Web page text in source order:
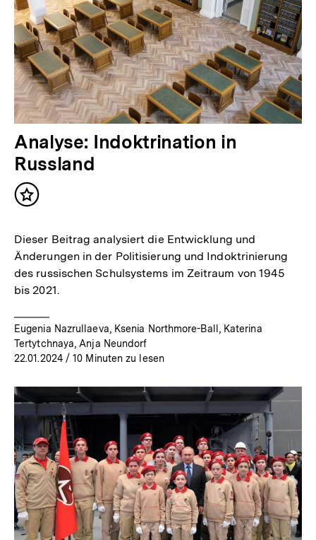
Analyse: Indoktrination in
Russland
Inhalt
Dieser Beitrag analysiert die Entwicklung und
Änderungen in der Politisierung und Indoktrinierung
des russischen Schulsystems im Zeitraum von 1945
bis 2021.
Eugenia Nazrullaeva, Ksenia Northmore-Ball, Katerina
Tertytchnaya, Anja Neundorf
22.01.2024/ 10 Minuten zu lesen